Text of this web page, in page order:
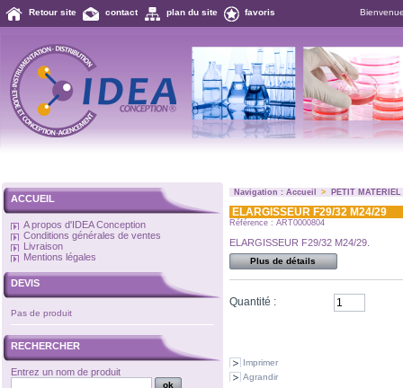
Retour site contact plan du site favoris
ACCUEIL
A propos d'IDEA Conception
Conditions générales de ventes
Livraison
Mentions légales
DEVIS
Pas de produit
RECHERCHER
Entrez un nom de produit
Navigation : Accueil > PETIT MATERIEL
ELARGISSEUR F29/32 M24/29
Référence : ART0000804
ELARGISSEUR F29/32 M24/29.
Plus de détails
Quantité :
Imprimer
Agrandir